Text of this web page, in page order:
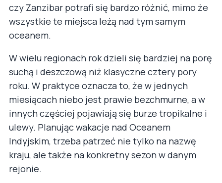
czy Zanzibar potrafi się bardzo różnić, mimo że
wszystkie te miejsca leżą nad tym samym
oceanem.
W wielu regionach rok dzieli się bardziej na porę
suchą i deszczową niż klasyczne cztery pory
roku. W praktyce oznacza to, że w jednych
miesiącach niebo jest prawie bezchmurne, a w
innych częściej pojawiają się burze tropikalne i
ulewy. Planując wakacje nad Oceanem
Indyjskim, trzeba patrzeć nie tylko na nazwę
kraju, ale także na konkretny sezon w danym
rejonie.